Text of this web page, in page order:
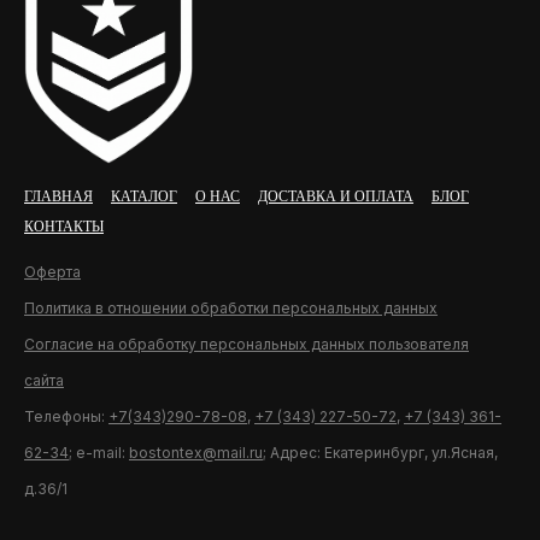
ГЛАВНАЯ КАТАЛОГ О НАС ДОСТАВКА И ОПЛАТА
БЛОГ
КОНТАКТЫ
Оферта
Политика в отношении обработки персональных данных
Согласие на обработку персональных данных пользователя
сайта
Телефоны: +7(343)290-78-08, +7 (343) 227-50-72, +7 (343) 361-
62-34; e-mail: bostontex@mail.ru; Адрес: Екатеринбург, ул.Ясная,
д.36/1